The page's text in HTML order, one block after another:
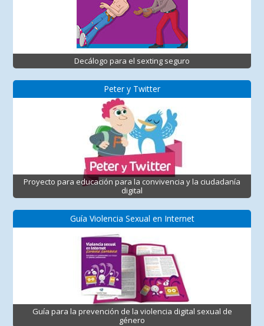
Decálogo para el sexting seguro
Peter y Twitter
Proyecto para educación para la convivencia y la ciudadanía
digital
Guía Violencia Sexual en Internet
Guía para la prevención de la violencia digital sexual de
género